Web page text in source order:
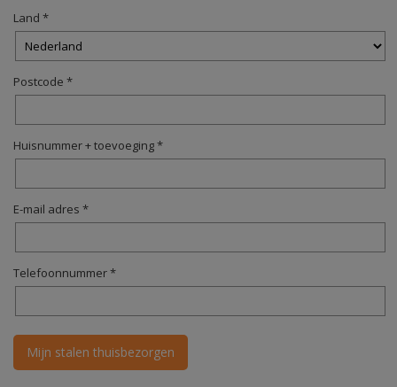
Land *
Postcode *
Huisnummer + toevoeging *
E-mail adres *
Telefoonnummer *